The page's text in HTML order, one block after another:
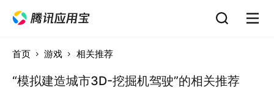
首页 游戏 相关推荐
“模拟建造城市3D-挖掘机驾驶”的相关推荐